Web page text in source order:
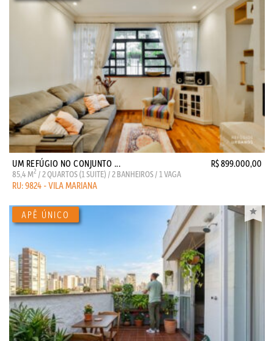
UM REFÚGIO NO CONJUNTO ... R$ 899.000,00
85,4 M2 / 2 QUARTOS (1 SUITE) / 2 BANHEIROS / 1 VAGA
RU: 9824 - VILA MARIANA